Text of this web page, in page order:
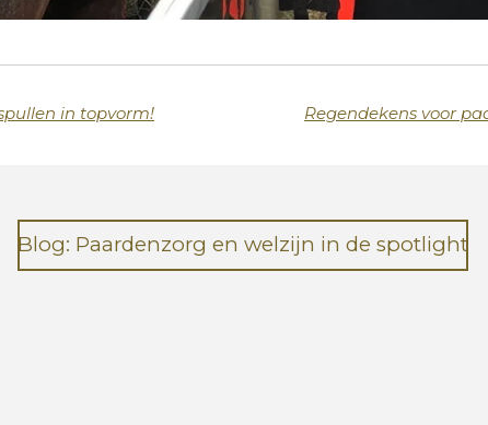
in topvorm! Regendekens voor
Blog: Paardenzorg en welzijn in de spotlight